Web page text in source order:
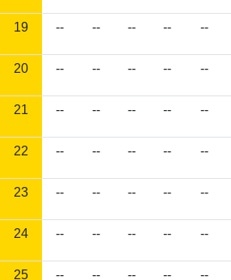
19 -- -- -- -- --
20 -- -- -- -- --
21 -- -- -- -- --
22 -- -- -- -- --
23 -- -- -- -- --
24 -- -- -- -- --
25 -- -- -- -- --